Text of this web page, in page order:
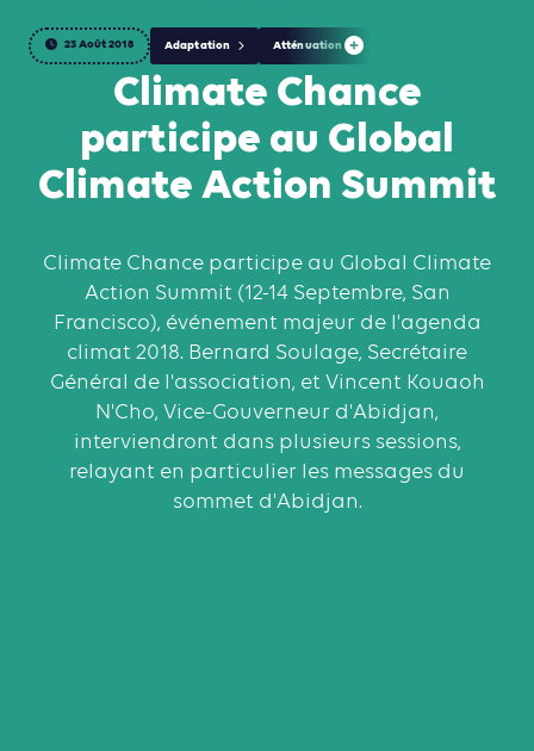
23 Août 2018 Adaptation Atténuation
Climate Chance
participe au Global
Climate Action Summit
Climate Chance participe au Global Climate
Action Summit (12-14 Septembre, San
Francisco), événement majeur de l'agenda
climat 2018. Bernard Soulage, Secrétaire
Général de l'association, et Vincent Kouaoh
N'Cho, Vice-Gouverneur d'Abidjan,
interviendront dans plusieurs sessions,
relayant en particulier les messages du
sommet d'Abidjan.